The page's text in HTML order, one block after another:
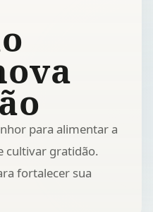
para alimentar a
cultivar gratidão.
fortalecer sua